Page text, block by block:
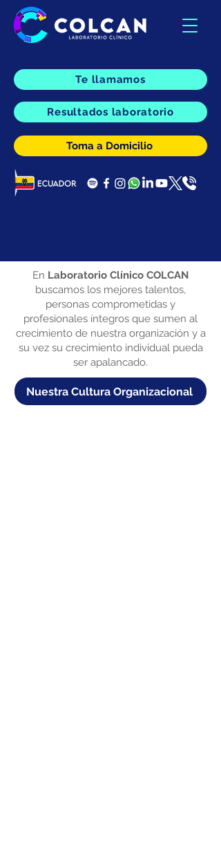
Te llamamos
Resultados laboratorio
Toma a Domicilio
En Laboratorio Clínico COLCAN
buscamos los mejores talentos,
personas comprometidas y
profesionales íntegros que sumen al
crecimiento de nuestra organización y a
su vez su crecimiento individual pueda
ser apalancado.
Nuestra Cultura Organizacional